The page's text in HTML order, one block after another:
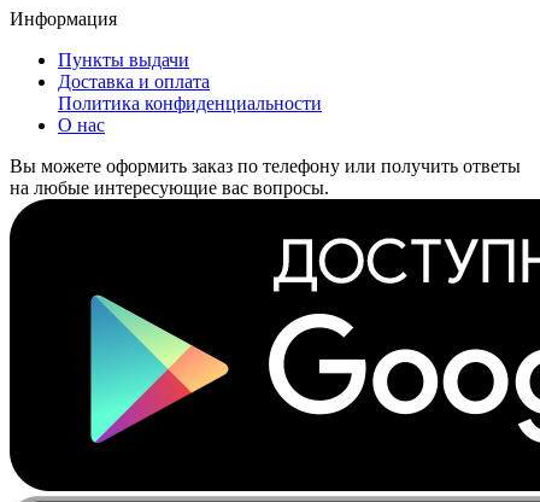
Информация
Пункты выдачи
Доставка и оплата
Политика конфиденциальности
О нас
Вы можете оформить заказ по телефону или получить ответы
на любые интересующие вас вопросы.